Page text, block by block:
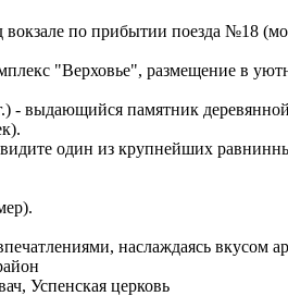
по прибытии поезда №18
"Верховье", размещение в
- выдающийся памятник
один из крупнейших
наслаждаясь вкусом
Успенская церковь